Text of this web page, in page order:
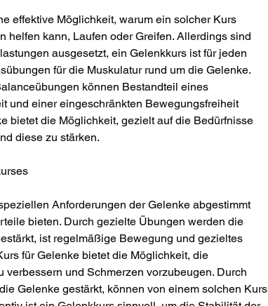
effektive Möglichkeit, warum ein solcher Kurs
helfen kann, Laufen oder Greifen. Allerdings sind
ausgesetzt, ein Gelenkkurs ist für jeden
für die Muskulatur rund um die Gelenke.
können Bestandteil eines
und einer eingeschränkten Bewegungsfreiheit
bietet die Möglichkeit, gezielt auf die Bedürfnisse
diese zu stärken.
Anforderungen der Gelenke abgestimmt
bieten. Durch gezielte Übungen werden die
ist regelmäßige Bewegung und gezieltes
für Gelenke bietet die Möglichkeit, die
verbessern und Schmerzen vorzubeugen. Durch
Gelenke gestärkt, können von einem solchen Kurs